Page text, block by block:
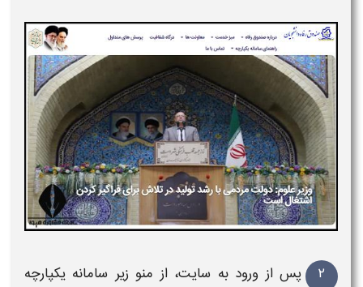
۲
پس از ورود به سایت، از منو زیر سامانه یکپارچه